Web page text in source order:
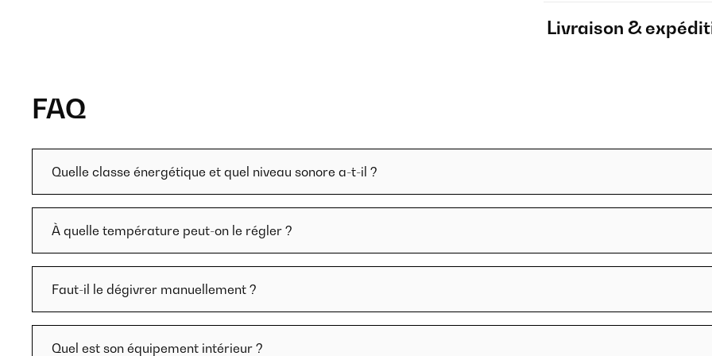
Livraison &
FAQ
Quelle classe énergétique et quel niveau sonore a-t-il ?
À quelle température peut-on le régler ?
Faut-il le dégivrer manuellement ?
Quel est son équipement intérieur ?